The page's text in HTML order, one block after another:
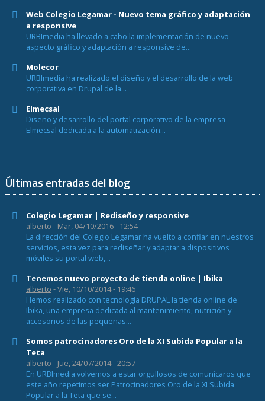
Web Colegio Legamar - Nuevo tema gráfico y adaptación
a responsive
URBImedia ha llevado a cabo la implementación de nuevo
aspecto gráfico y adaptación a responsive de...
Molecor
URBImedia ha realizado el diseño y el desarrollo de la web
corporativa en Drupal de la...
Elmecsal
Diseño y desarrollo del portal corporativo de la empresa
Elmecsal dedicada a la automatización...
Últimas entradas del blog
Colegio Legamar | Rediseño y responsive
alberto - Mar, 04/10/2016 - 12:54
La dirección del Colegio Legamar ha vuelto a confiar en nuestros
servicios, esta vez para rediseñar y adaptar a dispositivos
móviles su portal web,...
Tenemos nuevo proyecto de tienda online | Ibika
alberto - Vie, 10/10/2014 - 19:46
Hemos realizado con tecnología DRUPAL la tienda online de
Ibika, una empresa dedicada al mantenimiento, nutrición y
accesorios de las pequeñas...
Somos patrocinadores Oro de la XI Subida Popular a la
Teta
alberto - Jue, 24/07/2014 - 20:57
En URBImedia volvemos a estar orgullosos de comunicaros que
este año repetimos ser Patrocinadores Oro de la XI Subida
Popular a la Teta que se...